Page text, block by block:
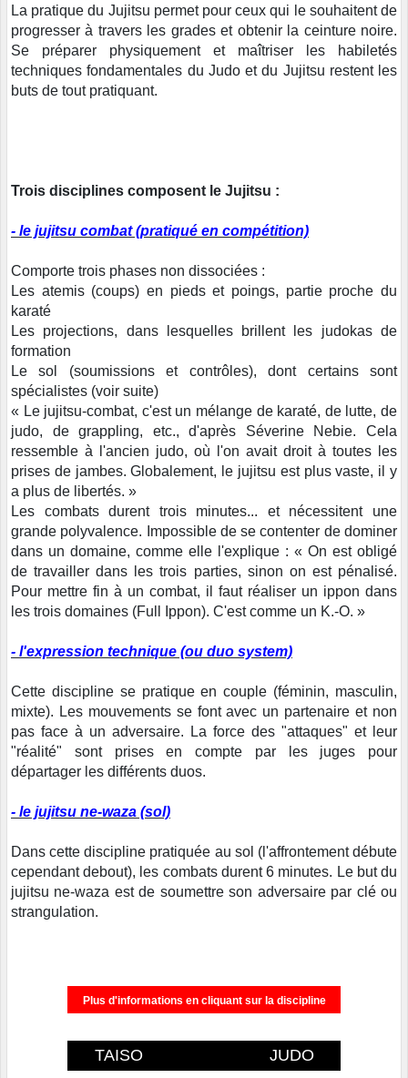
La pratique du Jujitsu permet pour ceux qui le souhaitent de
progresser à travers les grades et obtenir la ceinture noire.
Se préparer physiquement et maîtriser les habiletés
techniques fondamentales du Judo et du Jujitsu restent les
buts de tout pratiquant.
Trois disciplines composent le Jujitsu :
- le jujitsu combat (pratiqué en compétition)
Comporte trois phases non dissociées :
Les atemis (coups) en pieds et poings, partie proche du
karaté
Les projections, dans lesquelles brillent les judokas de
formation
Le sol (soumissions et contrôles), dont certains sont
spécialistes (voir suite)
« Le jujitsu-combat, c'est un mélange de karaté, de lutte, de
judo, de grappling, etc., d'après Séverine Nebie. Cela
ressemble à l'ancien judo, où l'on avait droit à toutes les
prises de jambes. Globalement, le jujitsu est plus vaste, il y
a plus de libertés. »
Les combats durent trois minutes... et nécessitent une
grande polyvalence. Impossible de se contenter de dominer
dans un domaine, comme elle l'explique : « On est obligé
de travailler dans les trois parties, sinon on est pénalisé.
Pour mettre fin à un combat, il faut réaliser un ippon dans
les trois domaines (Full Ippon). C'est comme un K.-O. »
- l'expression technique (ou duo system)
Cette discipline se pratique en couple (féminin, masculin,
mixte). Les mouvements se font avec un partenaire et non
pas face à un adversaire. La force des "attaques" et leur
"réalité" sont prises en compte par les juges pour
départager les différents duos.
- le jujitsu ne-waza (sol)
Dans cette discipline pratiquée au sol (l'affrontement débute
cependant debout), les combats durent 6 minutes. Le but du
jujitsu ne-waza est de soumettre son adversaire par clé ou
strangulation.
Plus d'informations en cliquant sur la discipline
TAISO JUDO